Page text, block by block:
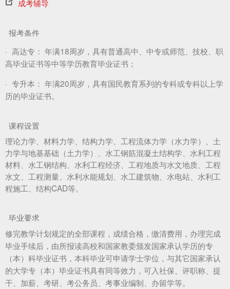
成考辅导
报考条件
· 高达专： 年满18周岁，具有普通高中、中专或师范、技校、职
高毕业证书等中等学历教育毕业证书；
· 专升本： 年满20周岁，具有国民教育系列的专科或专科以上学
历的毕业证书。
课程设置
理论力学、材料力学、结构力学、工程流体力学（水力学）、土
力学与地基基础（土力学）、水工钢筋混凝土结构学、水利工程
材料、水工钢结构、水利工程经济、工程地质与水文地质、工程
水文、工程测量、水利水能规划、水工建筑物、水电站、水利工
程施工、结构CAD等。
毕业要求
修完教学计划规定的全部课程，成绩合格，缴清费用，办理完成
毕业手续后，由所报读高校和国家教委颁发国家承认学历的专
（本）科毕业证书，本科毕业可申请学士学位，与其它国家承认
的大学专（本）毕业证书具有同等效力，可入社保、评职称、提
干、加薪、考研、考公务员、考事业编制、办留学等。